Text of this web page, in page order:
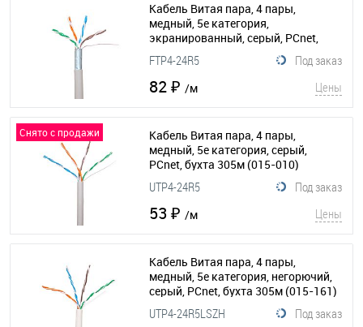
Кабель Витая пара, 4 пары,
медный, 5е категория,
экранированный, серый, PCnet,
бухта 305м
Под заказ
FTP4-24R5
82 ₽ /м Цены
Снято с продажи
Кабель Витая пара, 4 пары,
медный, 5е категория, серый,
PCnet, бухта 305м (015-010)
Под заказ
UTP4-24R5
53 ₽ /м Цены
Кабель Витая пара, 4 пары,
медный, 5е категория, негорючий,
серый, PCnet, бухта 305м (015-161)
Под заказ
UTP4-24R5LSZH